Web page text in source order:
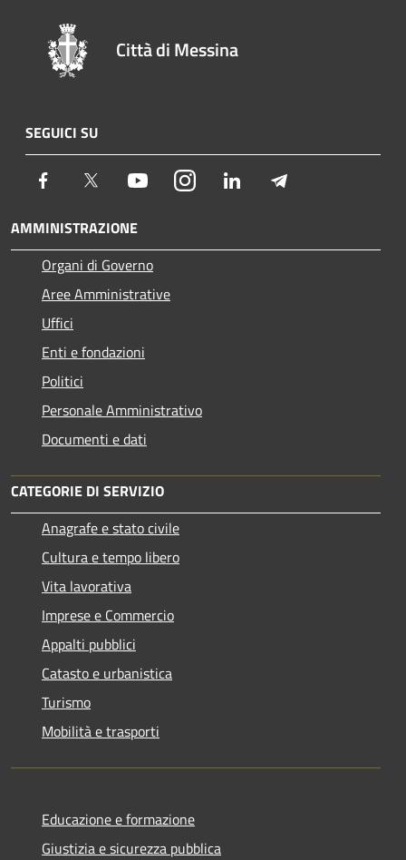
Città di Messina
SEGUICI SU
Facebook Twitter YoutubeInstagram LinkedIn
AMMINISTRAZIONE
Organi di Governo
Aree Amministrative
Uffici
Enti e fondazioni
Politici
Personale Amministrativo
Documenti e dati
CATEGORIE DI SERVIZIO
Anagrafe e stato civile
Cultura e tempo libero
Vita lavorativa
Imprese e Commercio
Appalti pubblici
Catasto e urbanistica
Turismo
Mobilità e trasporti
Educazione e formazione
Giustizia e sicurezza pubblica